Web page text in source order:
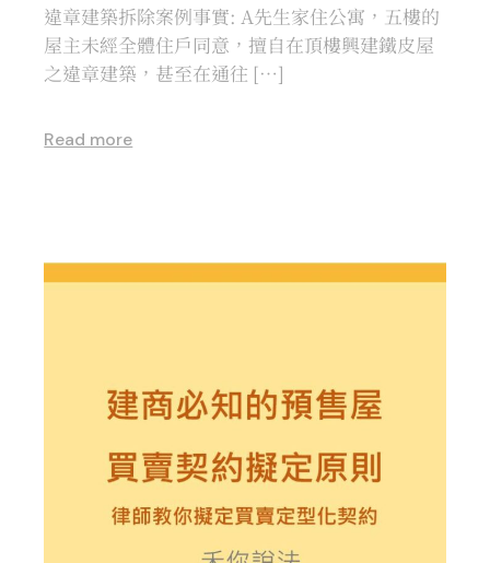
違章建築拆除案例事實: A先生家住公寓，五樓的
屋主未經全體住戶同意，擅自在頂樓興建鐵皮屋
之違章建築，甚至在通往 […]
Read more